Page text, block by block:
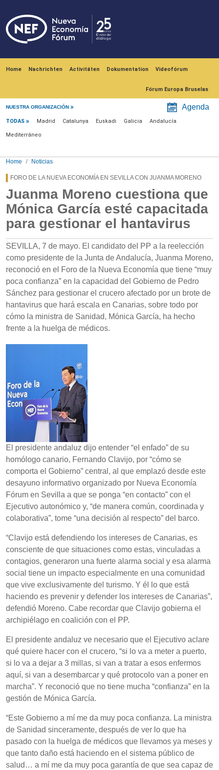
Home Nachrichten Activitäten Dokumentation Videofórum
Fórum Europa Bruselas
NUESTRA ORGANIZACIÓN Agenda
Menú noticias
TODAS Madrid Catalunya Euskadi Galicia Andalucía
Mediterráneo
Home Noticias
FORO DE LA NUEVA ECONOMÍA EN SEVILLA CON JUANMA MORENO
Juanma Moreno cuestiona que
Mónica García esté capacitada
para gestionar el hantavirus
SEVILLA, 7 de mayo. El candidato del PP a la reelección
como presidente de la Junta de Andalucía, Juanma Moreno,
reconoció en el Foro de la Nueva Economía que tiene “muy
poca confianza” en la capacidad del Gobierno de Pedro
Sánchez para gestionar el crucero afectado por un brote de
hantavirus que hará escala en Canarias, sobre todo por
cómo la ministra de Sanidad, Mónica García, ha hecho
frente a la huelga de médicos.
El presidente andaluz dijo entender “el enfado” de su
homólogo canario, Fernando Clavijo, por “cómo se
comporta el Gobierno” central, al que emplazó desde este
desayuno informativo organizado por Nueva Economía
Fórum en Sevilla a que se ponga “en contacto” con el
Ejecutivo autonómico y, “de manera común, coordinada y
colaborativa”, tome “una decisión al respecto” del barco.
“Clavijo está defendiendo los intereses de Canarias, es
consciente de que situaciones como estas, vinculadas a
contagios, generaron una fuerte alarma social y esa alarma
social tiene un impacto especialmente en una comunidad
que vive exclusivamente del turismo. Y él lo que está
haciendo es prevenir y defender los intereses de Canarias”,
defendió Moreno. Cabe recordar que Clavijo gobierna el
archipiélago en coalición con el PP.
El presidente andaluz ve necesario que el Ejecutivo aclare
qué quiere hacer con el crucero, “si lo va a meter a puerto,
si lo va a dejar a 3 millas, si van a tratar a esos enfermos
aquí, si van a desembarcar y qué protocolo van a poner en
marcha”. Y reconoció que no tiene mucha “confianza” en la
gestión de Mónica García.
“Este Gobierno a mí me da muy poca confianza. La ministra
de Sanidad sinceramente, después de ver lo que ha
pasado con la huelga de médicos que llevamos ya meses y
que tanto daño está haciendo en el sistema público de
salud… a mí me da muy poca garantía de que sea capaz de